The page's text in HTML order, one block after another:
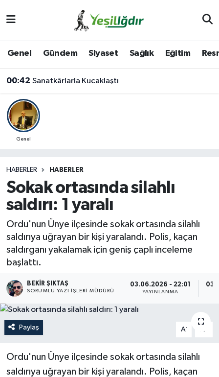
Genel Gündem Siyaset Sağlık Eğitim
00:42 Sanatkârlarla Kucaklaştı
Genel
HABERLER HABERLER
Sokak ortasında silahlı
saldırı: 1 yaralı
Ordu'nun Ünye ilçesinde sokak ortasında silahlı
saldırıya uğrayan bir kişi yaralandı. Polis, kaçan
saldırganı yakalamak için geniş çaplı inceleme
başlattı.
BEKIR ŞIKTAŞ
SORUMLU YAZI İŞLERI MÜDÜRÜ
03.06.2026 - 22:01
YAYINLANMA
Paylaş A- A
Ordu'nun Ünye ilçesinde sokak ortasında silahlı
saldırıya uğrayan bir kişi yaralandı. Polis, kaçan
Iğdır Trafik Yoğunluk Haritası
Süper Lig Puan Durumu ve Fikstür
Son Dakika Haberleri
Haber Arşivi